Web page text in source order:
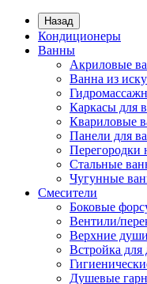
Назад
Кондиционеры
Ванны
Акриловые
Ванна из
Каркасы для
Квариловые
Панели для
Перегородки
Стальные
Чугунные
Смесители
Боковые
Вентили/
Верхние
Встройка
Душевые